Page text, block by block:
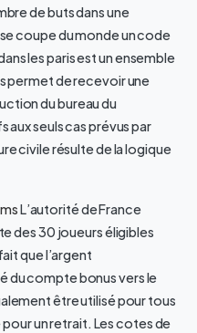
de buts dans une
coupe du monde un code
les paris est un ensemble
permet de recevoir une
du bureau du
seuls cas prévus par
civile résulte de la logique
L’autorité de France
des 30 joueurs éligibles
que l’argent
du compte bonus vers le
être utilisé pour tous
un retrait. Les cotes de